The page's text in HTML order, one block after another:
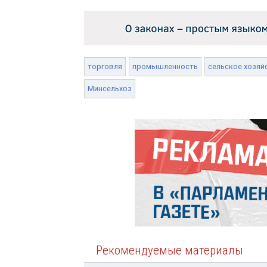
торговля промышленность сельское
Минсельхоз
Рекомендуемые материалы